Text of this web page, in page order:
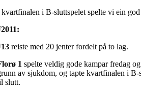
i B-sluttspelet spelte vi ein
reiste med 20 jenter fordelt på to lag.
1 spelte veldig gode kampar fredag
av sjukdom, og tapte kvartfinalen i
slutt.